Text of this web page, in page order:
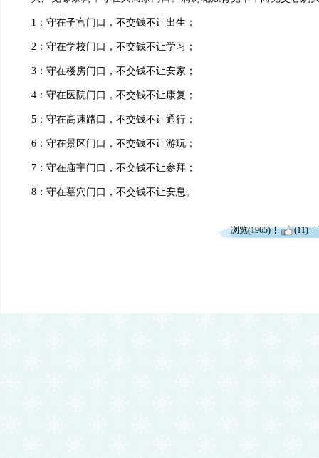
1：守在子宫门口，不交钱不让出生；
2：守在学校门口，不交钱不让学习；
3：守在楼房门口，不交钱不让安家；
4：守在医院门口，不交钱不让康复；
5：守在高速路口，不交钱不让通行；
6：守在景区门口，不交钱不让游玩；
7：守在庙宇门口，不交钱不让参拜；
8：守在墓穴门口，不交钱不让安息。
浏览(1965) (11)